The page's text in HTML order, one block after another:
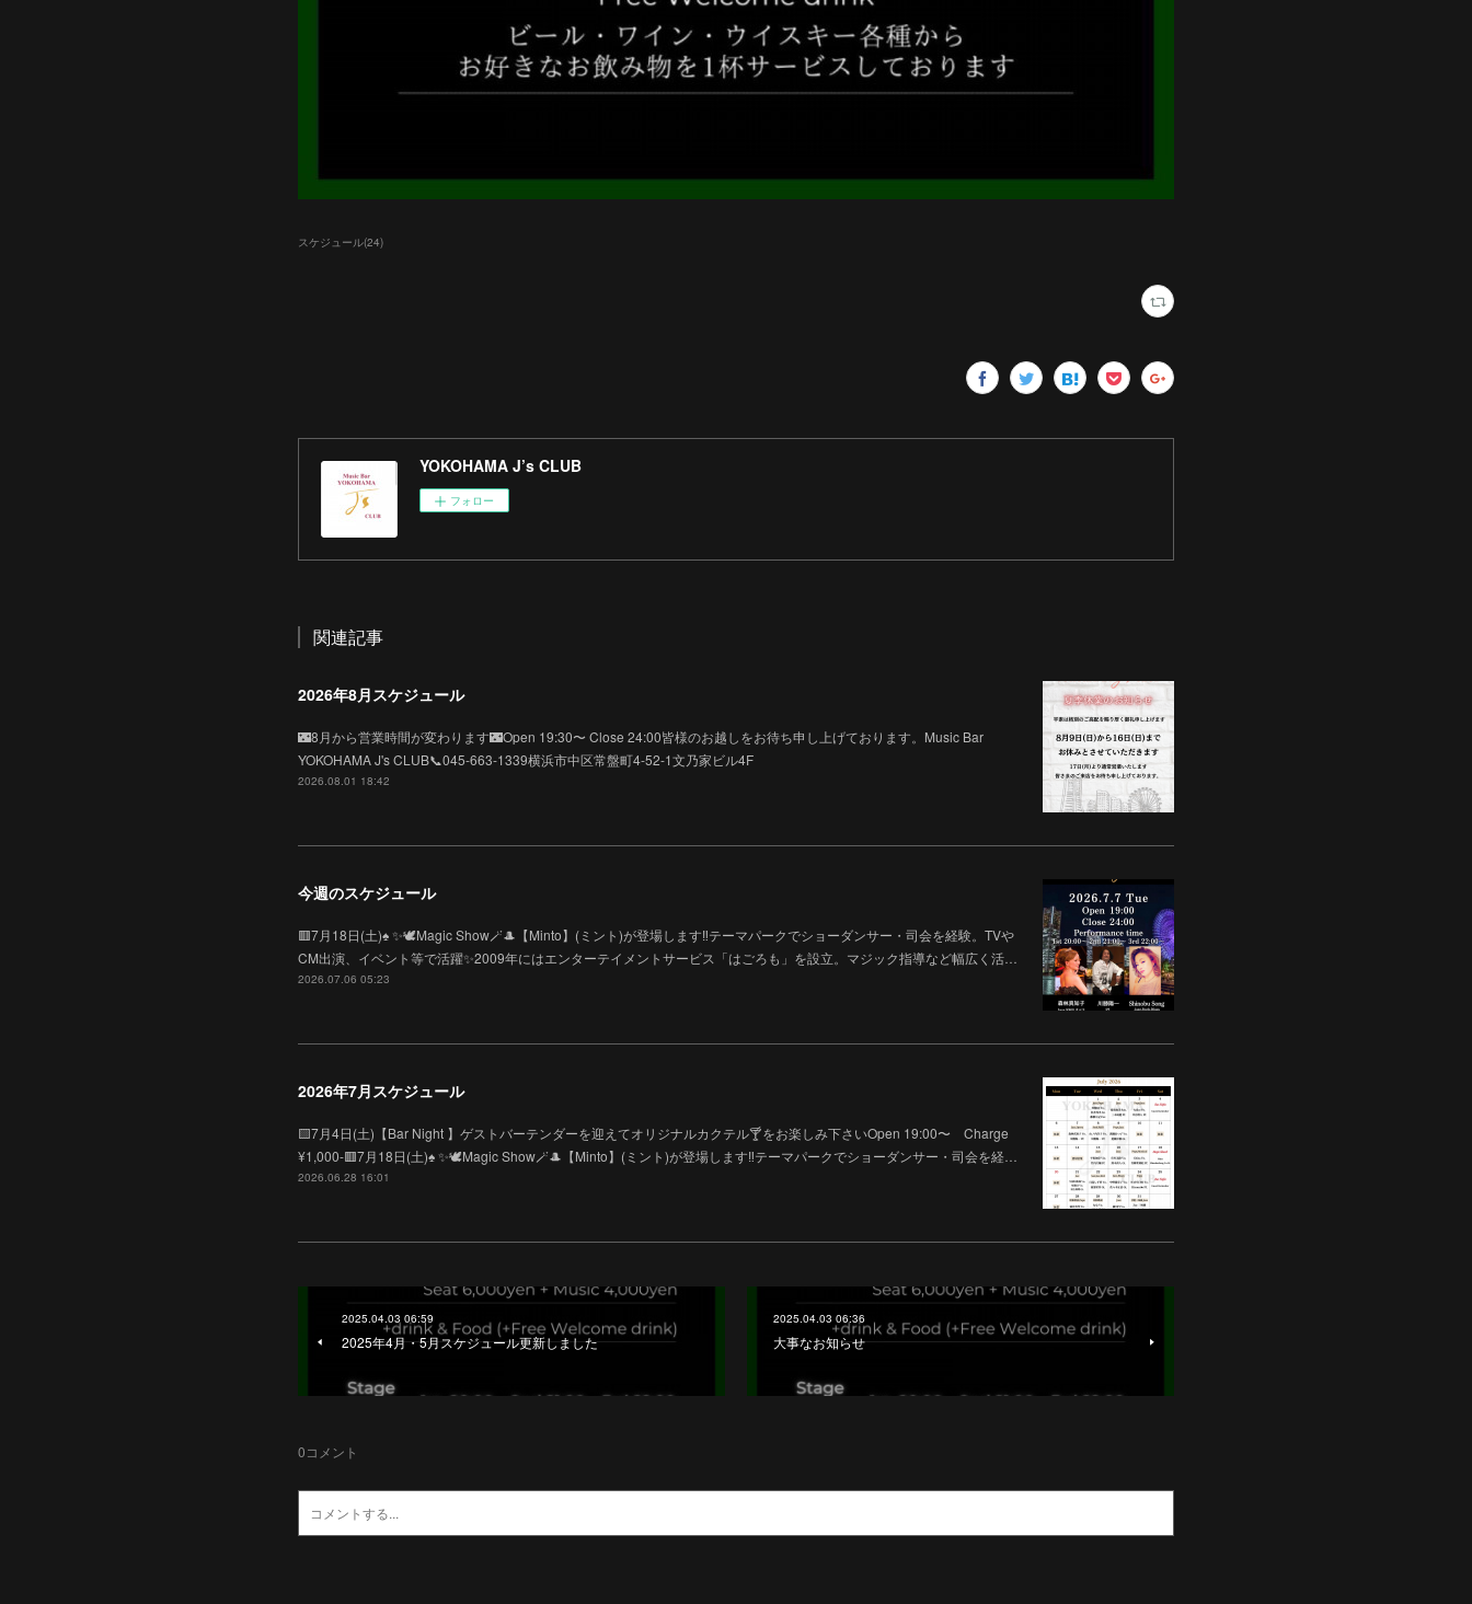
スケジュール(24)
YOKOHAMA J’s CLUB
フォロー
関連記事
2026年8月スケジュール
🌃8月から営業時間が変わります🌃Open 19:30〜 Close 24:00皆様のお越しをお待ち申し上げております。Music Bar
YOKOHAMA J's CLUB📞045-663-1339横浜市中区常盤町4-52-1文乃家ビル4F
2026.08.01 18:42
今週のスケジュール
🟥7月18日(土)♠️ ✨🕊️Magic Show🪄🎩【Minto】(ミント)が登場します‼︎テーマパークでショーダンサー・司会を経験。TVや
CM出演、イベント等で活躍✨2009年にはエンターテイメントサービス「はごろも」を設立。マジック指導など幅広く活…
2026.07.06 05:23
2026年7月スケジュール
🟨7月4日(土)【Bar Night 】ゲストバーテンダーを迎えてオリジナルカクテル🍸をお楽しみ下さいOpen 19:00〜 Charge
¥1,000-🟥7月18日(土)♠️ ✨🕊️Magic Show🪄🎩【Minto】(ミント)が登場します‼︎テーマパークでショーダンサー・司会を経…
2026.06.28 16:01
2025.04.03 06:59
2025年4月・5月スケジュール更新しました
2025.04.03 06:36
大事なお知らせ
0コメント